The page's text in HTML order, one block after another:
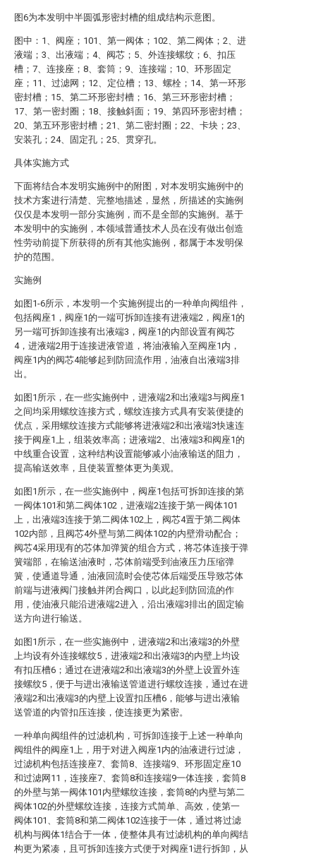
图6为本发明中半圆弧形密封槽的组成结构示意图。
图中：1、阀座；101、第一阀体；102、第二阀体；2、进
液端；3、出液端；4、阀芯；5、外连接螺纹；6、扣压
槽；7、连接座；8、套筒；9、连接端；10、环形固定
座；11、过滤网；12、定位槽；13、螺栓；14、第一环形
密封槽；15、第二环形密封槽；16、第三环形密封槽；
17、第一密封圈；18、接触斜面；19、第四环形密封槽；
20、第五环形密封槽；21、第二密封圈；22、卡块；23、
安装孔；24、固定孔；25、贯穿孔。
具体实施方式
下面将结合本发明实施例中的附图，对本发明实施例中的
技术方案进行清楚、完整地描述，显然，所描述的实施例
仅仅是本发明一部分实施例，而不是全部的实施例。基于
本发明中的实施例，本领域普通技术人员在没有做出创造
性劳动前提下所获得的所有其他实施例，都属于本发明保
护的范围。
实施例
如图1-6所示，本发明一个实施例提出的一种单向阀组件，
包括阀座1，阀座1的一端可拆卸连接有进液端2，阀座1的
另一端可拆卸连接有出液端3，阀座1的内部设置有阀芯
4，进液端2用于连接进液管道，将油液输入至阀座1内，
阀座1内的阀芯4能够起到防回流作用，油液自出液端3排
出。
如图1所示，在一些实施例中，进液端2和出液端3与阀座1
之间均采用螺纹连接方式，螺纹连接方式具有安装便捷的
优点，采用螺纹连接方式能够将进液端2和出液端3快速连
接于阀座1上，组装效率高；进液端2、出液端3和阀座1的
中线重合设置，这种结构设置能够减小油液输送的阻力，
提高输送效率，且使装置整体更为美观。
如图1所示，在一些实施例中，阀座1包括可拆卸连接的第
一阀体101和第二阀体102，进液端2连接于第一阀体101
上，出液端3连接于第二阀体102上，阀芯4置于第二阀体
102内部，且阀芯4外壁与第二阀体102的内壁滑动配合；
阀芯4采用现有的芯体加弹簧的组合方式，将芯体连接于弹
簧端部，在输送油液时，芯体前端受到油液压力压缩弹
簧，使通道导通，油液回流时会使芯体后端受压导致芯体
前端与进液阀门接触并闭合阀口，以此起到防回流的作
用，使油液只能沿进液端2进入，沿出液端3排出的固定输
送方向进行输送。
如图1所示，在一些实施例中，进液端2和出液端3的外壁
上均设有外连接螺纹5，进液端2和出液端3的内壁上均设
有扣压槽6；通过在进液端2和出液端3的外壁上设置外连
接螺纹5，便于与进出液输送管道进行螺纹连接，通过在进
液端2和出液端3的内壁上设置扣压槽6，能够与进出液输
送管道的内管扣压连接，使连接更为紧密。
一种单向阀组件的过滤机构，可拆卸连接于上述一种单向
阀组件的阀座1上，用于对进入阀座1内的油液进行过滤，
过滤机构包括连接座7、套筒8、连接端9、环形固定座10
和过滤网11，连接座7、套筒8和连接端9一体连接，套筒8
的外壁与第一阀体101内壁螺纹连接，套筒8的内壁与第二
阀体102的外壁螺纹连接，连接方式简单、高效，使第一
阀体101、套筒8和第二阀体102连接于一体，通过将过滤
机构与阀体1结合于一体，使整体具有过滤机构的单向阀结
构更为紧凑，且可拆卸连接方式便于对阀座1进行拆卸，从